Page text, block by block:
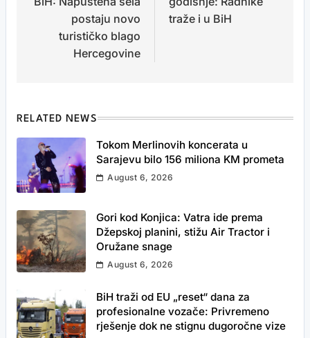
postaju novo
turističko blago
Hercegovine
traže i u BiH
RELATED NEWS
Tokom Merlinovih koncerata u
Sarajevu bilo 156 miliona KM prometa
August 6, 2026
Gori kod Konjica: Vatra ide prema
Džepskoj planini, stižu Air Tractor i
Oružane snage
August 6, 2026
BiH traži od EU „reset“ dana za
profesionalne vozače: Privremeno
rješenje dok ne stignu dugoročne vize